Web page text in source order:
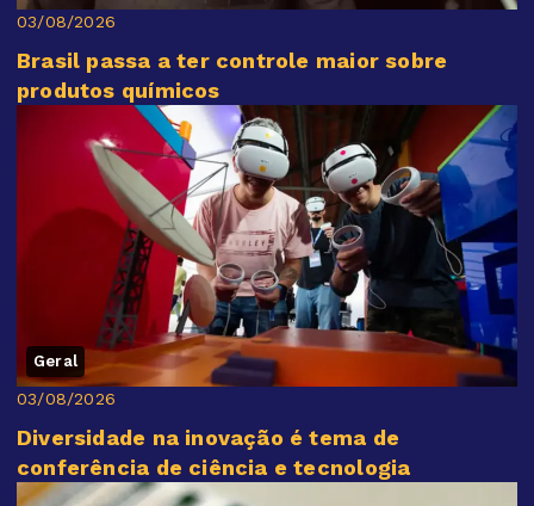
03/08/2026
Brasil passa a ter controle maior sobre
produtos químicos
Geral
03/08/2026
Diversidade na inovação é tema de
conferência de ciência e tecnologia